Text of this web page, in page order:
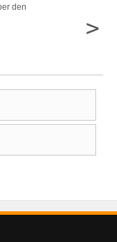
den
>